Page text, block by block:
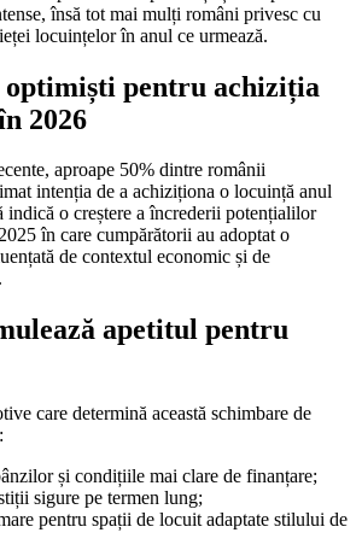
însă tot mai mulți români privesc cu
locuințelor în anul ce urmează.
pentru achiziția
2026
aproape 50% dintre românii
intenția de a achiziționa o locuință anul
indică o creștere a încrederii potențialilor
în care cumpărătorii au adoptat o
de contextul economic și de
apetitul pentru
care determină această schimbare de
și condițiile mai clare de finanțare;
sigure pe termen lung;
pentru spații de locuit adaptate stilului de